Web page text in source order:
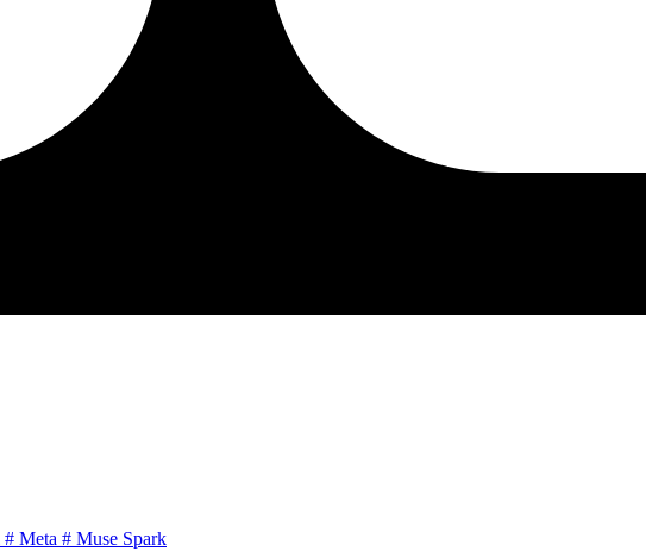
# Meta # Muse Spark